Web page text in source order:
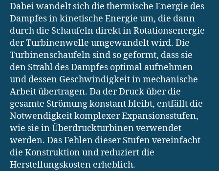
Dabei wandelt sich die thermische Energie des
Dampfes in kinetische Energie um, die dann
durch die Schaufeln direkt in Rotationsenergie
der Turbinenwelle umgewandelt wird. Die
Turbinenschaufeln sind so geformt, dass sie
den Strahl des Dampfes optimal aufnehmen
und dessen Geschwindigkeit in mechanische
Arbeit übertragen. Da der Druck über die
gesamte Strömung konstant bleibt, entfällt die
Notwendigkeit komplexer Expansionsstufen,
wie sie in Überdruckturbinen verwendet
werden. Das Fehlen dieser Stufen vereinfacht
die Konstruktion und reduziert die
Herstellungskosten erheblich.